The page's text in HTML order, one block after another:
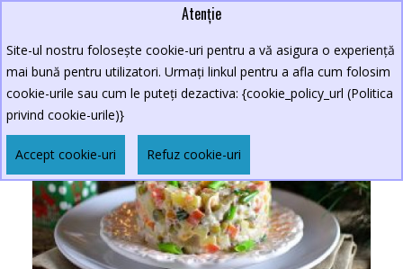
Atenție
Site-ul nostru folosește cookie-uri pentru a vă asigura o experiență
mai bună pentru utilizatori. Urmați linkul pentru a afla cum folosim
cookie-urile sau cum le puteți dezactiva: {cookie_policy_url (Politica
privind cookie-urile)}
Accept cookie-uri Refuz cookie-uri